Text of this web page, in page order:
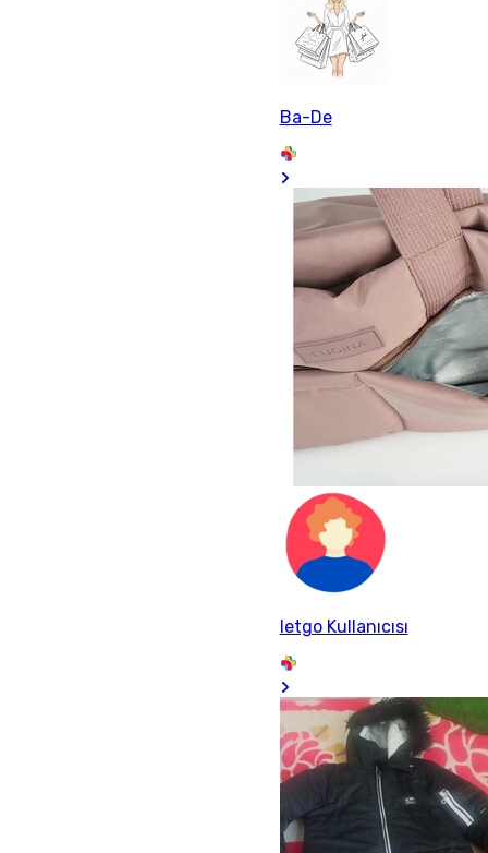
Ba-De
letgo Kullanıcısı